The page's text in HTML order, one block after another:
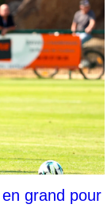
grand pour